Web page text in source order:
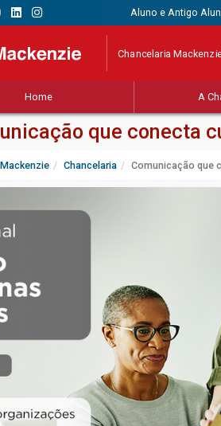
Aluno e Antigo
Chancelaria
Home A
que conecta
Chancelaria Comunicação que